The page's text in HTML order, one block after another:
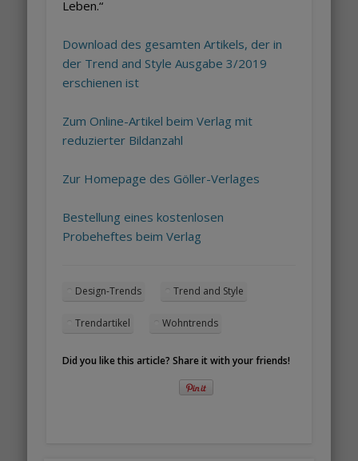
Leben.“
Download des gesamten Artikels, der in
der Trend and Style Ausgabe 3/2019
erschienen ist
Zum Online-Artikel beim Verlag mit
reduzierter Bildanzahl
Zur Homepage des Göller-Verlages
Bestellung eines kostenlosen
Probeheftes beim Verlag
Design-Trends Trend and Style
Trendartikel Wohntrends
Did you like this article? Share it with your friends!